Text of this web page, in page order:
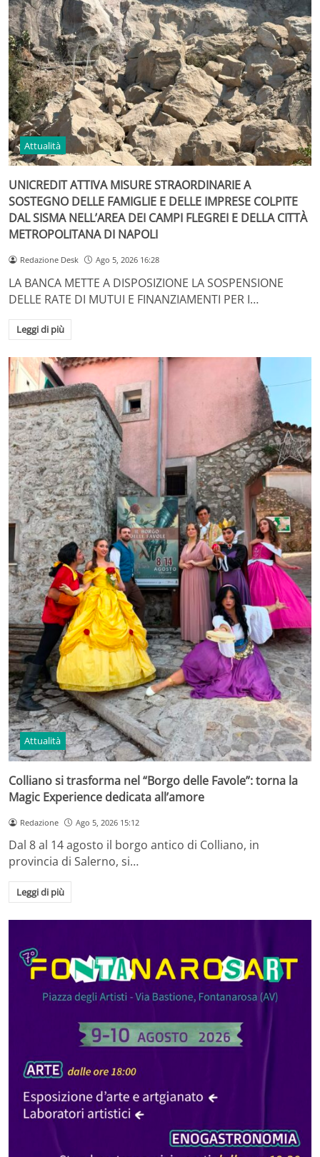
Attualità
UNICREDIT ATTIVA MISURE STRAORDINARIE A
SOSTEGNO DELLE FAMIGLIE E DELLE IMPRESE COLPITE
DAL SISMA NELL’AREA DEI CAMPI FLEGREI E DELLA CITTÀ
METROPOLITANA DI NAPOLI
Redazione Desk Ago 5, 2026 16:28
LA BANCA METTE A DISPOSIZIONE LA SOSPENSIONE
DELLE RATE DI MUTUI E FINANZIAMENTI PER I…
Leggi di più
Attualità
Colliano si trasforma nel “Borgo delle Favole”: torna la
Magic Experience dedicata all’amore
Redazione Ago 5, 2026 15:12
Dal 8 al 14 agosto il borgo antico di Colliano, in
provincia di Salerno, si…
Leggi di più